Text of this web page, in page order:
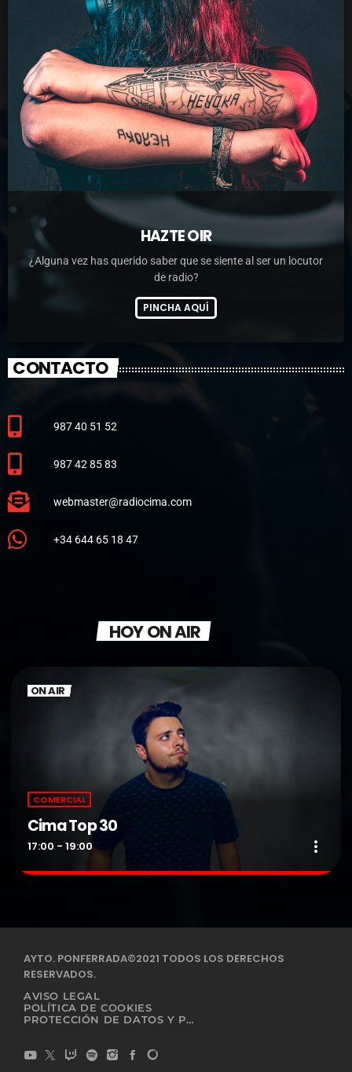
HAZTE OIR
¿Alguna vez has querido saber que se siente al ser un locutor
de radio?
PINCHA AQUÍ
CONTACTO
987 40 51 52
987 42 85 83
webmaster@radiocima.com
+34 644 65 18 47
HOY ON AIR
ON AIR
COMERCIAL
Cima Top 30
17:00 - 19:00 more_vert
AYTO. PONFERRADA©2021 TODOS LOS DERECHOS
RESERVADOS.
AVISO LEGAL
POLÍTICA DE COOKIES
PROTECCIÓN DE DATOS Y PRIVACIDAD